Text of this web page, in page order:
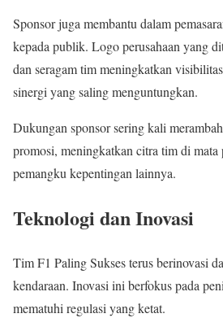
Sponsor juga membantu dalam
kepada publik. Logo perusahaan yang
dan seragam tim meningkatkan
sinergi yang saling menguntungkan.
Dukungan sponsor sering kali
promosi, meningkatkan citra tim di mata
pemangku kepentingan lainnya.
Teknologi dan Inovasi
Tim F1 Paling Sukses terus berinovasi
kendaraan. Inovasi ini berfokus pada
mematuhi regulasi yang ketat.